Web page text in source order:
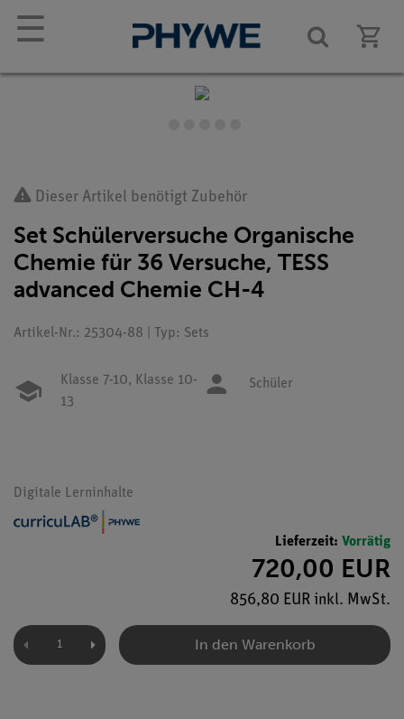
☰
Dieser Artikel benötigt Zubehör
Set Schülerversuche Organische
Chemie für 36 Versuche, TESS
advanced Chemie CH-4
Artikel-Nr.: 25304-88 | Typ: Sets
Klasse 7-10, Klasse 10-
13
Schüler
Digitale Lerninhalte
Lieferzeit: Vorrätig
720,00 EUR
856,80 EUR inkl. MwSt.
In den Warenkorb